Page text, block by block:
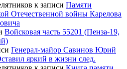
к записи Памяти
Отечественной войны Карелова
Войсковая часть 55201 (Пенза-19,
Генерал-майор Савинов Юрий
яркий в жизни след.